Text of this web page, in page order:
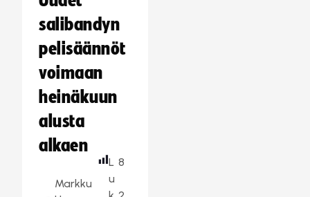
salibandyn
pelisäännöt
voimaan
heinäkuun
alusta
alkaen
Markku
L
u
8